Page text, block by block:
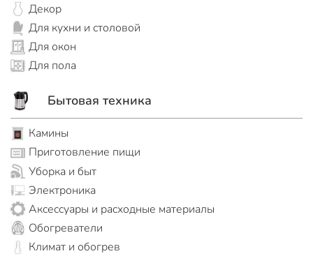
Декор
Для кухни и столовой
Для окон
Для пола
Бытовая техника
Камины
Приготовление пищи
Уборка и быт
Электроника
Аксессуары и расходные материалы
Обогреватели
Климат и обогрев